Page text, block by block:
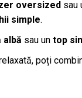
oversized sau
simple.
albă sau un top
poți